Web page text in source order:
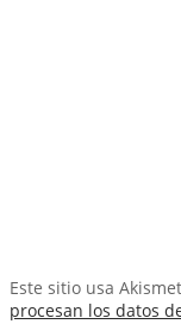
Este sitio usa
procesan los datos